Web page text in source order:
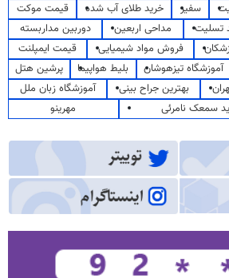
سفیر خرید طلای آب شده
قیمت موکت
تسلیت مداحی اربعین
دوربین مداربسته
فروش مواد شیمیایی
قیمت ایمپلنت
آموزشگاه تیزهوشان بلیط هواپیما
پرشین هتل
بهترین جراح بینی
آموزشگاه زبان ملل
سمعک نامرئی
مهرینو